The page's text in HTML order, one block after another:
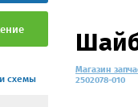
схемы
Магазин
2502078-010